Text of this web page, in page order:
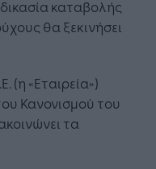
καταβολής
θα ξεκινήσει
(η «Εταιρεία»)
Κανονισμού του
τα